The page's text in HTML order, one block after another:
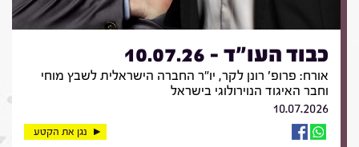
כבוד העו"ד - 10.07.26
אורח: פרופ' רונן לקר, יו"ר החברה הישראלית לשבץ מוחי
וחבר האיגוד הנוירולוגי בישראל
10.07.2026
נגן את הקטע